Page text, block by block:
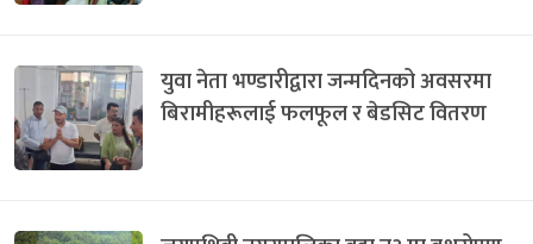
युवा नेता भण्डारीद्वारा जन्मदिनको अवसरमा
बिरामीहरूलाई फलफूल र बेडसिट वितरण